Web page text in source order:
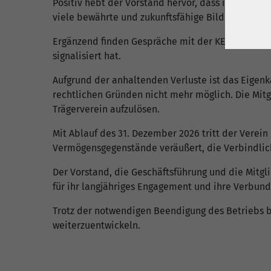
Positiv hebt der Vorstand hervor, dass intensive
viele bewährte und zukunftsfähige
Ergänzend finden Gespräche mit der KEB
signalisiert hat.
Aufgrund der anhaltenden Verluste ist das
rechtlichen Gründen nicht mehr möglich. Die
Trägerverein aufzulösen.
Mit Ablauf des 31. Dezember 2026 tritt der
Vermögensgegenstände veräußert, die
Der Vorstand, die Geschäftsführung und die
für ihr langjähriges Engagement und ihre
Trotz der notwendigen Beendigung des
weiterzuentwickeln.